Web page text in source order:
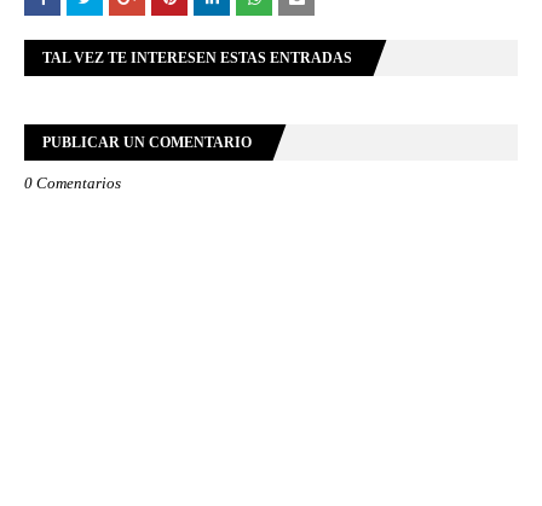
TAL VEZ TE INTERESEN ESTAS ENTRADAS
PUBLICAR UN COMENTARIO
0 Comentarios